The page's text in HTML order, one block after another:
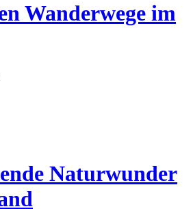
Wanderwege im
Naturwunder